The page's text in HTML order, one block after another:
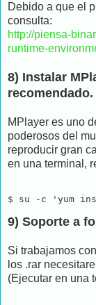
Debido a que el
consulta:
http://piensa-
runtime-
8) Instalar
recomendado.
MPlayer es uno
poderosos del
reproducir gran
en una terminal,
$ su -c 'yum
9) Soporte a
Si trabajamos
los .rar
(Ejecutar en una